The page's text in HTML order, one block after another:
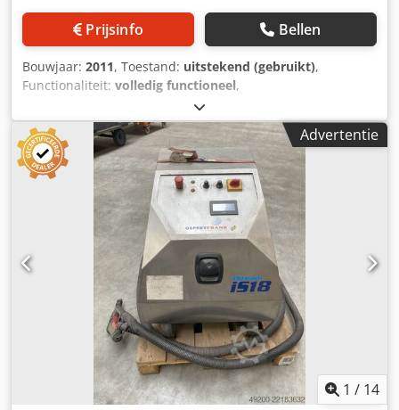
Prijsinfo Bellen
Bouwjaar: 2011, Toestand: uitstekend (gebruikt),
Functionaliteit: volledig functioneel,
2100218
tank sproeireinigingsinstallatie (bouwjaar 2011) Industrie-
reinigingsinstallatie in robuuste roestvrijstalen uitvoering
voor efficiënte reiniging van onderdelen met een waterig
proces. Uitgevoerd met een 2-tank systeem (reinigen +
spoelen), roterende korf en automatische reinigingscyclus.
Hoge laadcapaciteit tot 900 kg en krachtige sproeidrukken
zorgen voor betrouwbare reinigingsresultaten. Ideaal voor
gebruik in de machinebouw en serieproductie. Technische
gegevens – HGH-SAT SR 1000 Fabrikant: HGH-SAT
Ultraschall Anlagentechnik Type: SR 1000 Uitvoering: 2-
tank Installatie type: sproeireinigingsinstallatie Bouwjaar:
10/2011 Fabrieksnummer: 2100218 Elektrische gegevens
Netspanning: 230 / 400 V Frequentie: 50 Hz Dkjdpjzgvm
Defx Ap Aer Nominale stroom: 45 A Totaal vermogen: 30
kW Vermogen Verwarmingsvermogen: 24 kW Totaal
aansluitvermogen: 30 kW Tankgegevens Tankinhoud
Advertentie
1 / 14